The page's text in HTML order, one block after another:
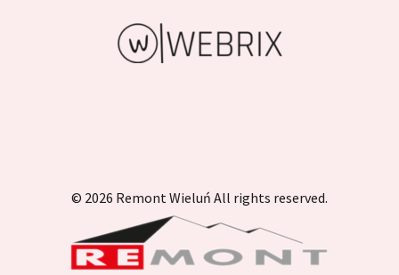
© 2026 Remont Wieluń All rights reserved.